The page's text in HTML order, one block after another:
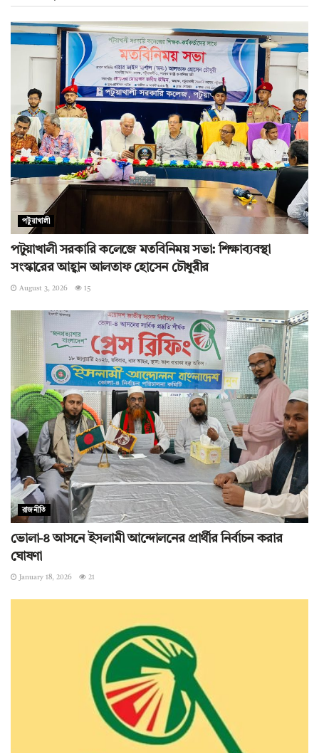
পটুয়াখালী
পটুয়াখালী সরকারি কলেজে মতবিনিময় সভা: শিক্ষাব্যবস্থা
সংস্কারের আহ্বান আলতাফ হোসেন চৌধুরীর
August 3, 2026 15
রাজনীতি
ভোলা-৪ আসনে ইসলামী আন্দোলনের প্রার্থীর নির্বাচন করার
ঘোষণা
January 18, 2026 21